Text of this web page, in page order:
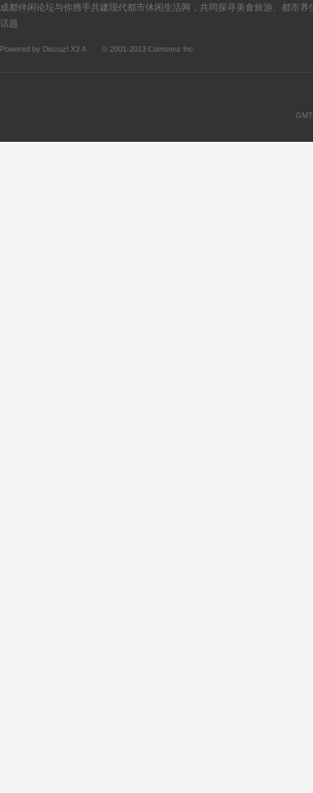
成都伴闲论坛与你携手共建现代都市休闲生活网，共同探寻美食旅游、都市养
话题
Powered by Discuz! X3.4 © 2001-2013 Comsenz Inc.